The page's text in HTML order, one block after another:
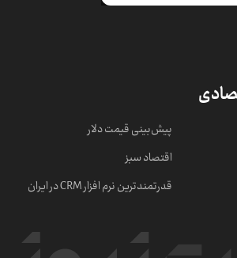
پیش‌بینی قیمت دلار
اقتصاد سبز
قدرتمندترین نرم‌ افزار CRM در ایران